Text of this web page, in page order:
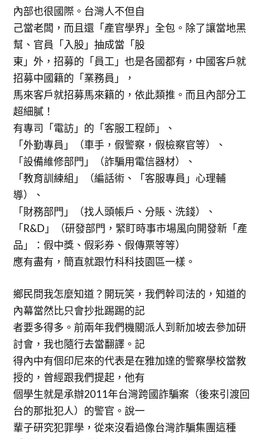
內部也很國際。台灣人不但自
己當老闆，而且還「產官學界」全包。除了讓當地黑
幫、官員「入股」抽成當「股
東」外，招募的「員工」也是各國都有，中國客戶就
招募中國籍的「業務員」，
馬來客戶就招募馬來籍的，依此類推。而且內部分工
超細膩！
有專司「電訪」的「客服工程師」、
「外勤專員」（車手，假警察，假檢察官等）、
「設備維修部門」（詐騙用電信器材）、
「教育訓練組」（編話術、「客服專員」心理輔
導）、
「財務部門」（找人頭帳戶、分賬、洗錢）、
「R&D」（研發部門，緊盯時事市場風向開發新「產
品」：假中獎、假彩券、假傳票等等）
應有盡有，簡直就跟竹科科技園區一樣。
鄉民問我怎麼知道？開玩笑，我們幹司法的，知道的
內幕當然比只會抄批踢踢的記
者要多得多。前兩年我們機關派人到新加坡去參加研
討會，我也隨行去當翻譯。記
得內中有個印尼來的代表是在雅加達的警察學校當教
授的，曾經跟我們提起，他有
個學生就是承辦2011年台灣跨國詐騙案（後來引渡回
台的那批犯人）的警官。說一
輩子研究犯罪學，從來沒看過像台灣詐騙集團這種